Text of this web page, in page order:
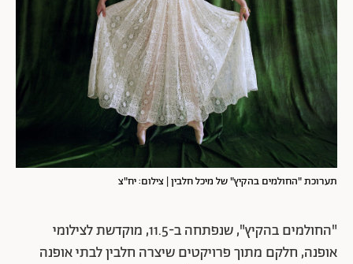
תערוכת "החולמים בהקיץ" של מיכל חלבין | צילום: יח"צ
"החולמים בהקיץ", שנפתחה ב-11.5, מוקדשת לצילומי
אופנה, חלקם מתוךפרויקטים שיצרה חלבין לבתי אופנה